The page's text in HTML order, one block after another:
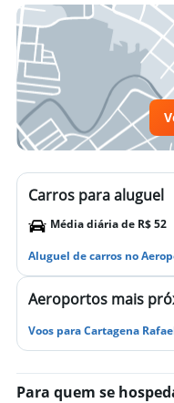
Carros para aluguel
Média diária de R$ 52
Aluguel de carros no
Aeroportos mais
Voos para Cartagena
Para quem se